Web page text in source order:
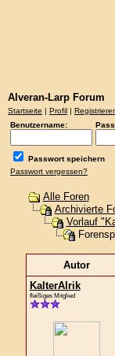
Alveran-Larp Forum
Startseite | Profil |
Benutzername:
Passwort speichern
Passwort vergessen?
Alle Foren
Archivierte
Vorlauf
Autor
KalterAlrik
fleißiges Mitglied